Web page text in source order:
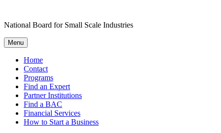
content
National Board for Small Scale Industries
Menu
Home
Contact
Programs
Find an Expert
Partner Institutions
Find a BAC
Financial Services
How to Start a Business